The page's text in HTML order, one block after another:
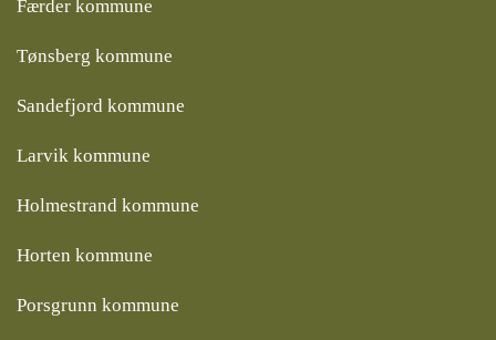
Færder kommune
Tønsberg kommune
Sandefjord kommune
Larvik kommune
Holmestrand kommune
Horten kommune
Porsgrunn kommune